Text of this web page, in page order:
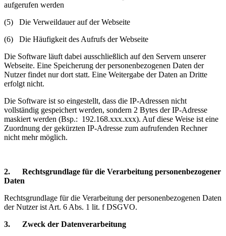
aufgerufen werden
(5) Die Verweildauer auf der Webseite
(6) Die Häufigkeit des Aufrufs der Webseite
Die Software läuft dabei ausschließlich auf den Servern unserer
Webseite. Eine Speicherung der personenbezogenen Daten der
Nutzer findet nur dort statt. Eine Weitergabe der Daten an Dritte
erfolgt nicht.
Die Software ist so eingestellt, dass die IP-Adressen nicht
vollständig gespeichert werden, sondern 2 Bytes der IP-Adresse
maskiert werden (Bsp.: 192.168.xxx.xxx). Auf diese Weise ist eine
Zuordnung der gekürzten IP-Adresse zum aufrufenden Rechner
nicht mehr möglich.
2. Rechtsgrundlage für die Verarbeitung personenbezogener
Daten
Rechtsgrundlage für die Verarbeitung der personenbezogenen Daten
der Nutzer ist Art. 6 Abs. 1 lit. f DSGVO.
3. Zweck der Datenverarbeitung